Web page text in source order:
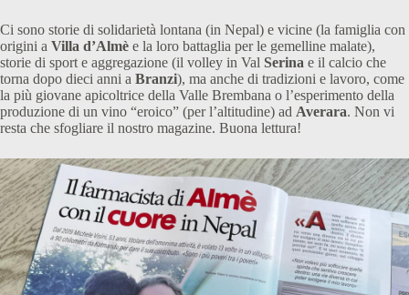
Ci sono storie di solidarietà lontana (in Nepal) e vicine (la famiglia con
origini a Villa d’Almè e la loro battaglia per le gemelline malate),
storie di sport e aggregazione (il volley in Val Serina e il calcio che
torna dopo dieci anni a Branzi), ma anche di tradizioni e lavoro, come
la più giovane apicoltrice della Valle Brembana o l’esperimento della
produzione di un vino “eroico” (per l’altitudine) ad Averara. Non vi
resta che sfogliare il nostro magazine. Buona lettura!